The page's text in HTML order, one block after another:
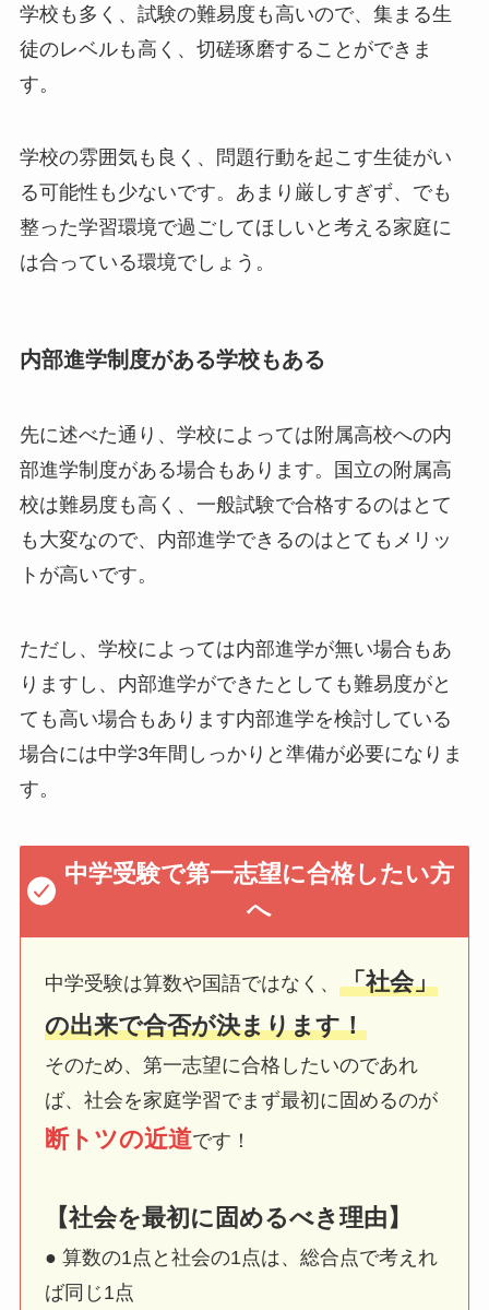
学校も多く、試験の難易度も高いので、集まる生
徒のレベルも高く、切磋琢磨することができま
す。
学校の雰囲気も良く、問題行動を起こす生徒がい
る可能性も少ないです。あまり厳しすぎず、でも
整った学習環境で過ごしてほしいと考える家庭に
は合っている環境でしょう。
内部進学制度がある学校もある
先に述べた通り、学校によっては附属高校への内
部進学制度がある場合もあります。国立の附属高
校は難易度も高く、一般試験で合格するのはとて
も大変なので、内部進学できるのはとてもメリッ
トが高いです。
ただし、学校によっては内部進学が無い場合もあ
りますし、内部進学ができたとしても難易度がと
ても高い場合もあります内部進学を検討している
場合には中学3年間しっかりと準備が必要になりま
す。
中学受験で第一志望に合格したい方
へ
中学受験は算数や国語ではなく、「社会」
の出来で合否が決まります！
そのため、第一志望に合格したいのであれ
ば、社会を家庭学習でまず最初に固めるのが
断トツの近道です！
【社会を最初に固めるべき理由】
● 算数の1点と社会の1点は、総合点で考えれ
ば同じ1点